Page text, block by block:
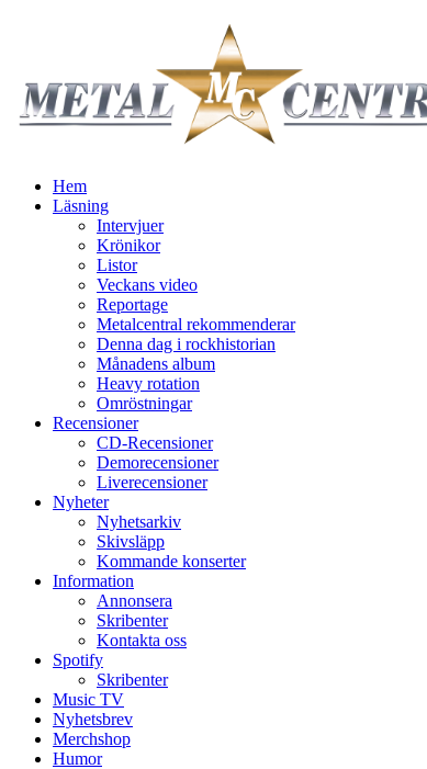
Hem
Läsning
Intervjuer
Krönikor
Listor
Veckans video
Reportage
Metalcentral rekommenderar
Denna dag i rockhistorian
Månadens album
Heavy rotation
Omröstningar
Recensioner
CD-Recensioner
Demorecensioner
Liverecensioner
Nyheter
Nyhetsarkiv
Skivsläpp
Kommande konserter
Information
Annonsera
Skribenter
Kontakta oss
Spotify
Skribenter
Music TV
Nyhetsbrev
Merchshop
Humor